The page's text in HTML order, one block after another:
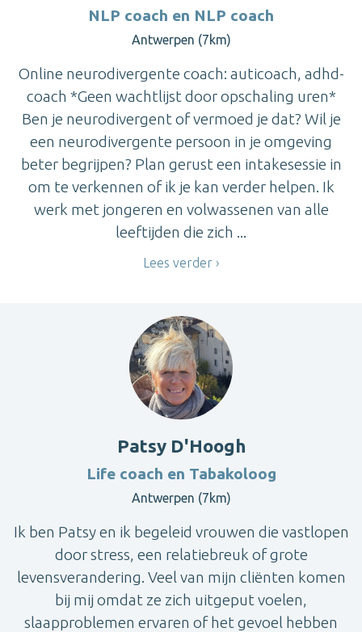
NLP coach en NLP coach
Antwerpen (7km)
Online neurodivergente coach: auticoach, adhd-
coach *Geen wachtlijst door opschaling uren*
Ben je neurodivergent of vermoed je dat? Wil je
een neurodivergente persoon in je omgeving
beter begrijpen? Plan gerust een intakesessie in
om te verkennen of ik je kan verder helpen. Ik
werk met jongeren en volwassenen van alle
leeftijden die zich ...
Lees verder
Patsy D'Hoogh
Life coach en Tabakoloog
Antwerpen (7km)
Ik ben Patsy en ik begeleid vrouwen die vastlopen
door stress, een relatiebreuk of grote
levensverandering. Veel van mijn cliënten komen
bij mij omdat ze zich uitgeput voelen,
slaapproblemen ervaren of het gevoel hebben